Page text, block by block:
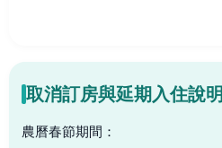
取消訂房與延期入住說明
農曆春節期間：